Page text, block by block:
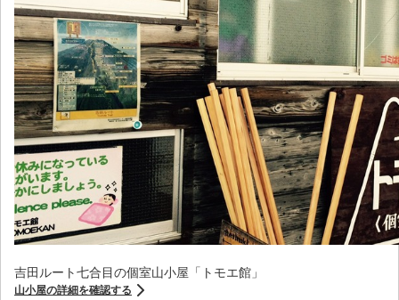
吉田ルート七合目の個室山小屋「トモエ館」
山小屋の詳細を確認する